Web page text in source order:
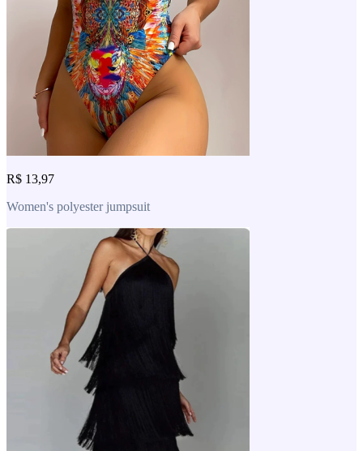
R$ 13,97
Women's polyester jumpsuit